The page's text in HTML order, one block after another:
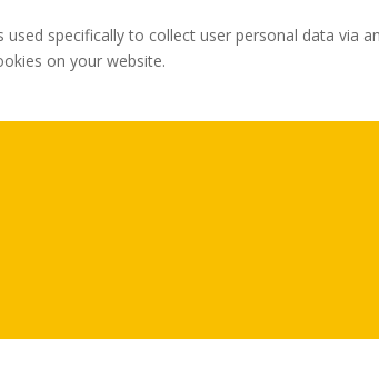
specifically to collect user personal data via
on your website.